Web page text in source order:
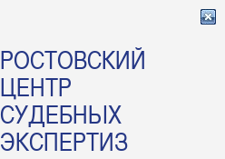
РОСТОВСКИЙ
ЦЕНТР
СУДЕБНЫХ
ЭКСПЕРТИЗ